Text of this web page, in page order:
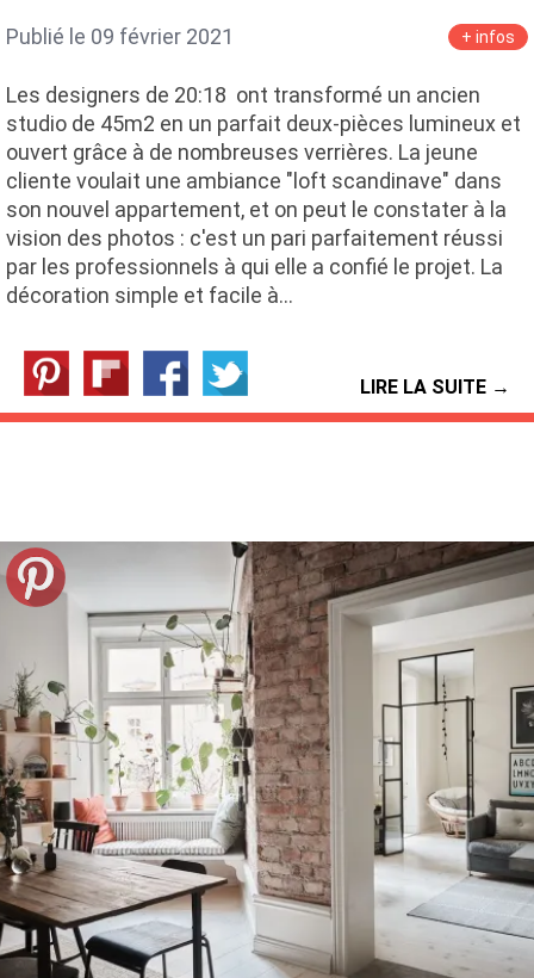
Publié le 09 février 2021 + infos
Les designers de 20:18 ont transformé un ancien
studio de 45m2 en un parfait deux-pièces lumineux et
ouvert grâce à de nombreuses verrières. La jeune
cliente voulait une ambiance "loft scandinave" dans
son nouvel appartement, et on peut le constater à la
vision des photos : c'est un pari parfaitement réussi
par les professionnels à qui elle a confié le projet. La
décoration simple et facile à…
LIRE LA SUITE →